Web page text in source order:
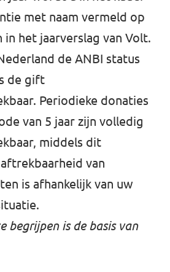
met naam vermeld op
in het jaarverslag van Volt.
de ANBI status
de gift
Periodieke donaties
van 5 jaar zijn volledig
middels dit
van
is afhankelijk van uw
begrijpen is de basis van